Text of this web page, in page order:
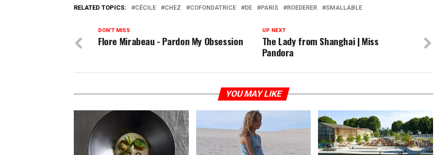
RELATED TOPICS: CÉCILE CHEZ COFONDATRICE DE PARIS ROEDERER SMALLABLE
UP NEXT
The Lady from Shanghai | Miss
Pandora
DON'T MISS
Flore Mirabeau - Pardon My Obsession
YOU MAY LIKE